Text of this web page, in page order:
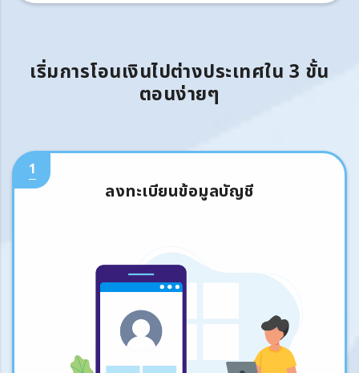
เริ่มการโอนเงินไปต่างประเทศใน 3 ขั้น
ตอนง่ายๆ
1
ลงทะเบียนข้อมูลบัญชี